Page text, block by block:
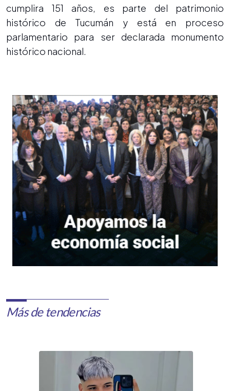
cumplira 151 años, es parte del patrimonio
histórico de Tucumán y está en proceso
parlamentario para ser declarada monumento
histórico nacional.
Más de tendencias